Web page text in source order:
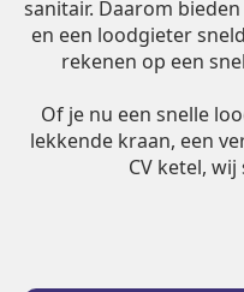
sanitair. Daarom
en een loodgieter
rekenen op een
Of je nu een snelle
lekkende kraan, een
CV ketel,